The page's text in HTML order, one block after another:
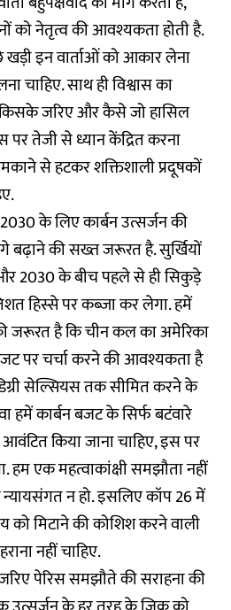
को नेतृत्व की आवश्यकता होती है.
इन वार्ताओं को आकार लेना
चाहिए. साथ ही विश्वास का
किसके जरिए और कैसे जो हासिल
तेजी से ध्यान केंद्रित करना
से हटकर शक्तिशाली प्रदूषकों
के लिए कार्बन उत्सर्जन की
बढ़ाने की सख्त जरूरत है. सुर्खियों
2030 के बीच पहले से ही सिकुड़े
हिस्से पर कब्जा कर लेगा. हमें
है कि चीन कल का अमेरिका
पर चर्चा करने की आवश्यकता है
सेल्सियस तक सीमित करने के
हमें कार्बन बजट के सिर्फ बटंवारे
किया जाना चाहिए, इस पर
हम एक महत्वाकांक्षी समझौता नहीं
न हो. इसलिए कॉप 26 में
को मिटाने की कोशिश करने वाली
नहीं चाहिए.
पेरिस समझौते की सराहना की